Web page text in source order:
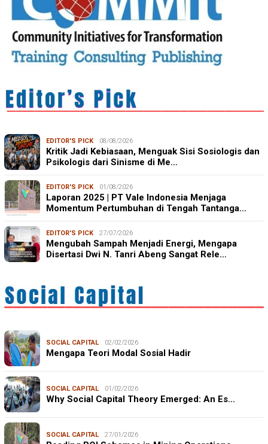
EDITOR'S PICK 08/08/2026
Kritik Jadi Kebiasaan, Menguak Sisi Sosiologis dan
Psikologis dari Sinisme di Me…
EDITOR'S PICK 01/08/2026
Laporan 2025 | PT Vale Indonesia Menjaga
Momentum Pertumbuhan di Tengah Tantanga…
EDITOR'S PICK 27/07/2026
Mengubah Sampah Menjadi Energi, Mengapa
Disertasi Dwi N. Tanri Abeng Sangat Rele…
SOCIAL CAPITAL 02/02/2026
Mengapa Teori Modal Sosial Hadir
SOCIAL CAPITAL 01/02/2026
Why Social Capital Theory Emerged: An Es…
SOCIAL CAPITAL 27/01/2026